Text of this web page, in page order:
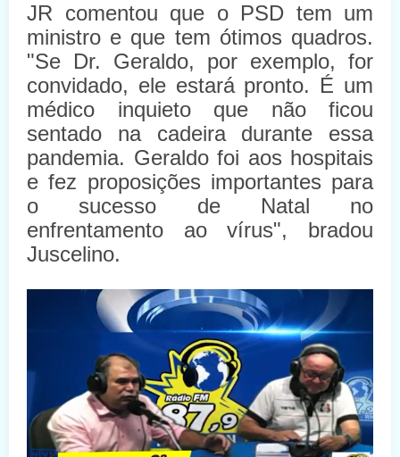
JR comentou que o PSD tem um
ministro e que tem ótimos quadros.
"Se Dr. Geraldo, por exemplo, for
convidado, ele estará pronto. É um
médico inquieto que não ficou
sentado na cadeira durante essa
pandemia. Geraldo foi aos hospitais
e fez proposições importantes para
o sucesso de Natal no
enfrentamento ao vírus", bradou
Juscelino.